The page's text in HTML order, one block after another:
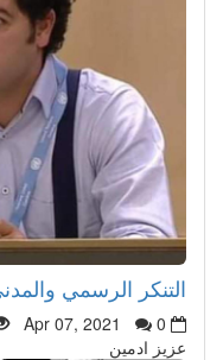
التنكر الرسمي
Apr 07, 2021
0
عزيز ادمين